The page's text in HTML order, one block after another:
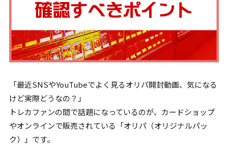
「最近SNSやYouTubeでよく見るオリパ開封動画、気になる
けど実際どうなの？」
トレカファンの間で話題になっているのが、カードショップ
やオンラインで販売されている「オリパ（オリジナルパッ
ク）」です。